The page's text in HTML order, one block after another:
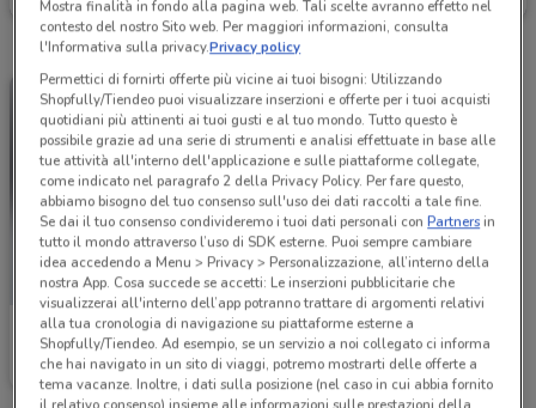
Pet Store Conad
Scade il 09/09 6 km
Mostra finalità in fondo alla pagina web. Tali scelte avranno effetto nel
contesto del nostro Sito web. Per maggiori informazioni, consulta
l'Informativa sulla privacy.Privacy policy
Permettici di fornirti offerte più vicine ai tuoi bisogni: Utilizzando
Shopfully/Tiendeo puoi visualizzare inserzioni e offerte per i tuoi acquisti
quotidiani più attinenti ai tuoi gusti e al tuo mondo. Tutto questo è
possibile grazie ad una serie di strumenti e analisi effettuate in base alle
tue attività all'interno dell'applicazione e sulle piattaforme collegate,
come indicato nel paragrafo 2 della Privacy Policy. Per fare questo,
abbiamo bisogno del tuo consenso sull'uso dei dati raccolti a tale fine.
Se dai il tuo consenso condivideremo i tuoi dati personali conPartnersin
tutto il mondo attraverso l’uso di SDK esterne. Puoi sempre cambiare
idea accedendo a Menu > Privacy > Personalizzazione, all’interno della
nostra App. Cosa succede se accetti: Le inserzioni pubblicitarie che
visualizzerai all'interno dell’app potranno trattare di argomenti relativi
alla tua cronologia di navigazione su piattaforme esterne a
Shopfully/Tiendeo. Ad esempio, se un servizio a noi collegato ci informa
che hai navigato in un sito di viaggi, potremo mostrarti delle offerte a
tema vacanze. Inoltre, i dati sulla posizione (nel caso in cui abbia fornito